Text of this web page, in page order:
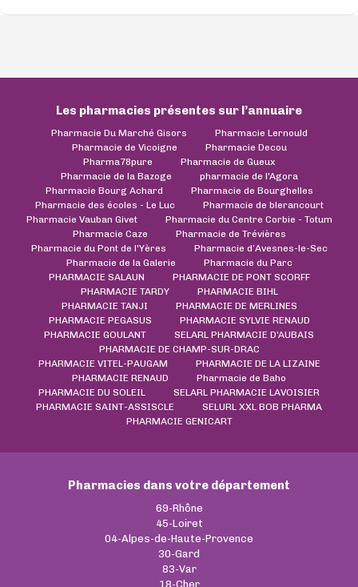
Les pharmacies présentes sur l’annuaire
Pharmacie Du Marché Gisors
Pharmacie Lernould
Pharmacie de Vicoigne
Pharmacie Decou
Pharma78pure
Pharmacie de Gueux
Pharmacie de la Bazoge
pharmacie de l'Agora
Pharmacie Bourg Achard
Pharmacie de Bourghelles
Pharmacie des écoles - Le Luc
Pharmacie de blerancourt
Pharmacie Vauban Givet
Pharmacie du Centre Corbie - Totum
Pharmacie Caze
Pharmacie de Trévières
Pharmacie du Pont de l'Yères
Pharmacie d’Avesnes-le-Sec
Pharmacie de la Galerie
Pharmacie du Parc
PHARMACIE SALAUN
PHARMACIE DE PONT SCORFF
PHARMACIE TARDY
PHARMACIE BIHL
PHARMACIE TANJI
PHARMACIE DE MERLINES
PHARMACIE PEGASUS
PHARMACIE SYLVIE RENAUD
PHARMACIE GOULANT
SELARL PHARMACIE D'AUBAIS
PHARMACIE DE CHAMP-SUR-DRAC
PHARMACIE VITEL-PAUGAM
PHARMACIE DE LA LIZAINE
PHARMACIE RENAUD
Pharmacie de Baho
PHARMACIE DU SOLEIL
SELARL PHARMACIE LAVOISIER
PHARMACIE SAINT-ASSISCLE
SELURL XXL BOB PHARMA
PHARMACIE GENICART
Pharmacies dans votre département
69-Rhône
45-Loiret
04-Alpes-de-Haute-Provence
30-Gard
83-Var
18-Cher